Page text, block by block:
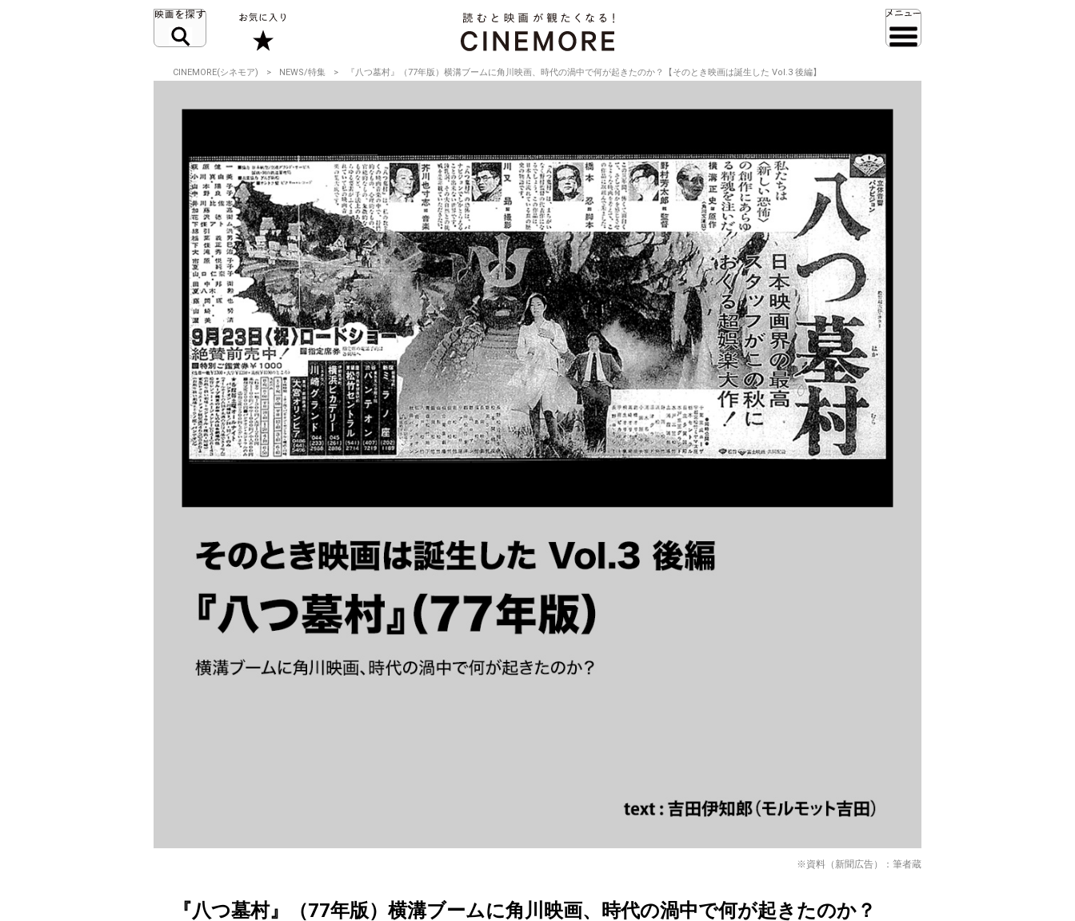
CINEMORE(シネモア) NEWS/特集 『八つ墓村』（77年版）横溝ブームに角川映画、時代の渦中で何が起きたのか？【そのとき映画は誕生した Vol.3 後編】
※資料（新聞広告）：筆者蔵
『八つ墓村』（77年版）横溝ブームに角川映画、時代の渦中で何が起きたのか？